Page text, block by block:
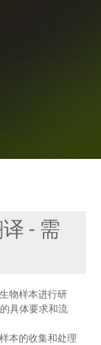
- 需
物样本进行研
具体要求和流
本的收集和处理